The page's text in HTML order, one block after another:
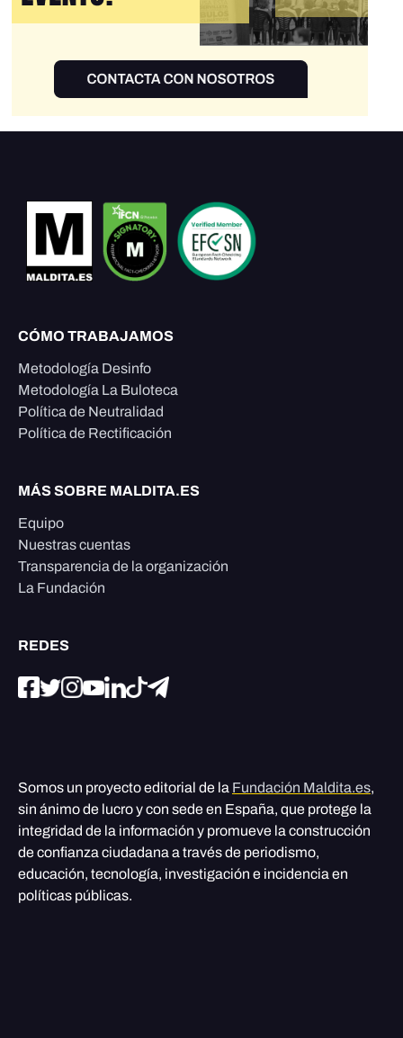
CÓMO TRABAJAMOS
Metodología Desinfo
Metodología La Buloteca
Política de Neutralidad
Política de Rectificación
MÁS SOBRE MALDITA.ES
Equipo
Nuestras cuentas
Transparencia de la organización
La Fundación
REDES
Somos un proyecto editorial de la Fundación Maldita.es,
sin ánimo de lucro y con sede en España, que protege la
integridad de la información y promueve la construcción
de confianza ciudadana a través de periodismo,
educación, tecnología, investigación e incidencia en
políticas públicas.